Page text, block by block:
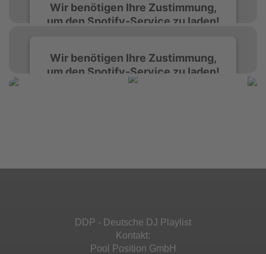
einzubetten. Dieser Service kann Daten zu
Ihren Aktivitäten sammeln. Bitte lesen Sie die
Mehr Informationen
Wir benötigen Ihre Zustimmung,
um den Spotify-Service zu laden!
einzubetten. Dieser Service kann Daten zu
Ihren Aktivitäten sammeln. Bitte lesen Sie die
Wir benötigen Ihre Zustimmung,
um den Spotify-Service zu laden!
Usercentrics Consent
Management Platform&eRecht24
DDP - Deutsche DJ Playlist
Kontakt:
Pool Position GmbH